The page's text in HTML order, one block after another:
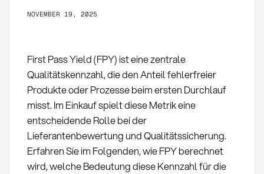
NOVEMBER 19, 2025
First Pass Yield (FPY) ist eine zentrale
Qualitätskennzahl, die den Anteil fehlerfreier
Produkte oder Prozesse beim ersten Durchlauf
misst. Im Einkauf spielt diese Metrik eine
entscheidende Rolle bei der
Lieferantenbewertung und Qualitätssicherung.
Erfahren Sie im Folgenden, wie FPY berechnet
wird, welche Bedeutung diese Kennzahl für die